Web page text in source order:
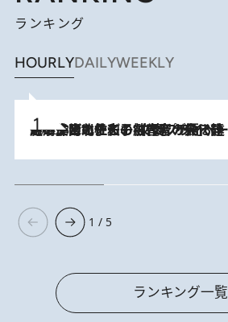
ランキング
HOURLYDAILYWEEKLY
2026.8.3
《「文士の子ども被害者の会」発足！》阿川佐和子（72）が語る遠藤周作に北杜夫、劇作家・矢代静一の子どもたちの“文豪プライベート事件簿”
1 / 5
ランキング一覧